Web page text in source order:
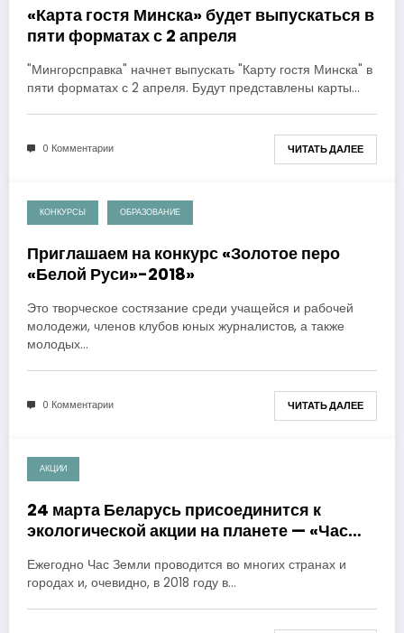
«Карта гостя Минска» будет выпускаться в
пяти форматах с 2 апреля
"Мингорсправка" начнет выпускать "Карту гостя Минска" в
пяти форматах с 2 апреля. Будут представлены карты…
0 Комментарии ЧИТАТЬ ДАЛЕЕ
27.03.2018
КОНКУРСЫ ОБРАЗОВАНИЕ
Приглашаем на конкурс «Золотое перо
«Белой Руси»-2018»
Это творческое состязание среди учащейся и рабочей
молодежи, членов клубов юных журналистов, а также
молодых…
0 Комментарии ЧИТАТЬ ДАЛЕЕ
20.03.2018
АКЦИИ
24 марта Беларусь присоединится к
экологической акции на планете — «Час
Ежегодно Час Земли проводится во многих странах и
городах и, очевидно, в 2018 году в…